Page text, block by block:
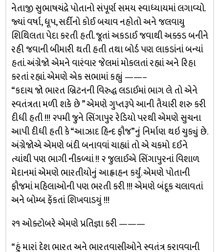
નેતાજી સુભાષચંદ્રે પોતાનો સંપૂર્ણ સમય સ્વાધ્યાયમાં લગાવ્યો.
જ્યાં વર્ષા, ધૂપ, સર્દીનો કોઈ બચાવ નહોતો અને જલવાયુ
શિથિલતા પેદા કરતી હતી. જૂતાં અકડાઈ જવાથી અક્કડ બનીને
રહી જવાની બીમારી થતી હતી તથા બોર્ડ પણ લાકડાંનાં બન્યાં
હતાં. અંગ્રેજો એમને વારંવાર જેલમાં મોકલતાં રહ્યાં અને રિહા
કરતાં રહ્યાં. એમણે એક સભામાં કહ્યું ——–
“કદાચ જો ભારત બ્રિટનની વિરુદ્ધ લડાઈમાં ભાગ લે તો એને
સ્વતંત્રતા મળી શકે છે ” એમણે ગુપ્તરૂપે આની તૈયારી શરુ કરી
દીધી હતી !!! ૨૫મી જુને સિંગાપુર રેડિયો પરથી એમણે સુચના
આપી દીધી હતી કે “આઝાદ હિન્દ ફૌજ”નું નિર્માણ થઇ ચુક્યું છે.
અંગ્રેજોએ એમણે બંદી બનાવવાં ચાહ્યાં તો એ ચકમો દઈને
ત્યાંથી પણ ભાગી નીકળ્યાં !! ૨ જુલાઈએ સિંગાપુરનાં વિશાળ
મેદાનમાં એમણે ભારતીયોનું આહ્વાહન કર્યું. એમણે પોતાની
ફૌજમાં મહિલાઓની પણ ભરતી કરી !!! એમણે બંદૂક ચલાવતાં
અને બોમ્બ ફેંકતાં શિખવાડયું !!!
૨૧ ઓક્ટોબરે એમણે પ્રતિજ્ઞા કરી ———
“હું મારાં દેશ ભારત અને ભારતવાસીઓને સ્વતંત્ર કરાવવાની